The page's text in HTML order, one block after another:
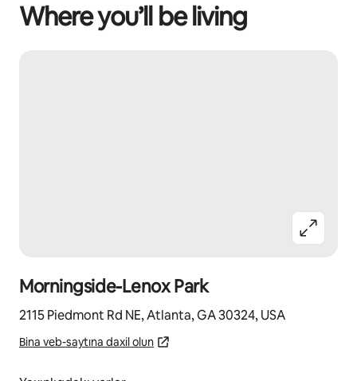
Where you’ll be living
Morningside-Lenox Park
2115 Piedmont Rd NE, Atlanta, GA 30324, USA
Bina veb-saytına daxil olun